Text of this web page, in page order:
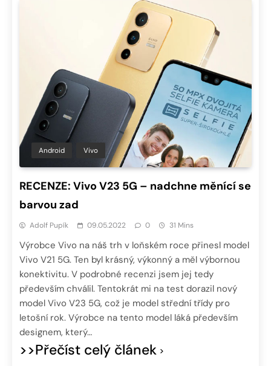
Android Vivo
RECENZE: Vivo V23 5G – nadchne měnící se
barvou zad
Adolf Pupík 09.05.2022 0 31 Mins
Výrobce Vivo na náš trh v loňském roce přinesl model
Vivo V21 5G. Ten byl krásný, výkonný a měl výbornou
konektivitu. V podrobné recenzi jsem jej tedy
především chválil. Tentokrát mi na test dorazil nový
model Vivo V23 5G, což je model střední třídy pro
letošní rok. Výrobce na tento model láká především
designem, který…
>>Přečíst celý článek